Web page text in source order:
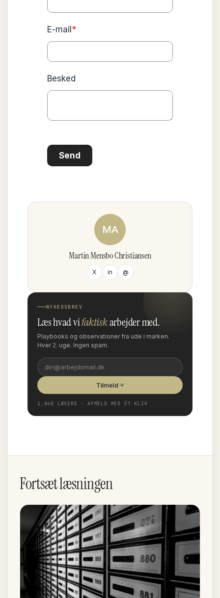
E-mail*
Besked
Send
MA
Martin Mensbo Christiansen
X in @
NYHEDSBREV
Læs hvad vifaktiskarbejder med.
Playbooks og observationer fra ude i marken.
Hver 2. uge. Ingen spam.
Tilmeld
1.840 LÆSERE · AFMELD MED ÉT KLIK
Fortsæt læsningen